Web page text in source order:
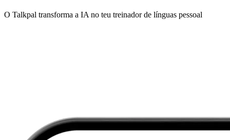
O Talkpal transforma a IA no teu treinador de línguas pessoal